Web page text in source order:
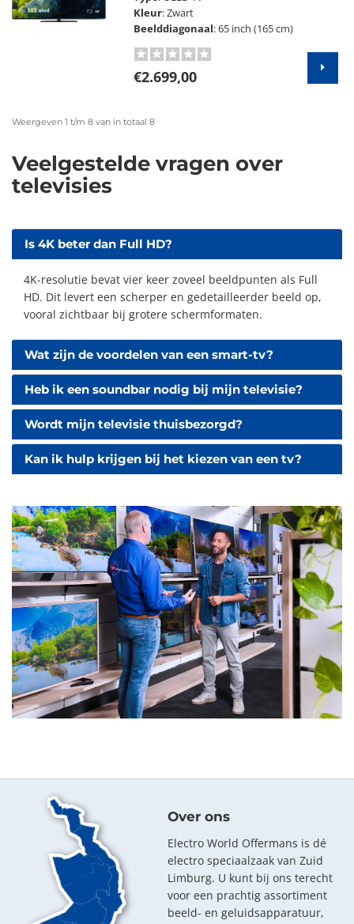
Kleur: Zwart
Beelddiagonaal: 65 inch (165 cm)
€2.699,00
Weergeven 1 t/m 8 van in totaal 8
Veelgestelde vragen over
televisies
Is 4K beter dan Full HD?
4K-resolutie bevat vier keer zoveel beeldpunten als Full
HD. Dit levert een scherper en gedetailleerder beeld op,
vooral zichtbaar bij grotere schermformaten.
Wat zijn de voordelen van een smart-tv?
Heb ik een soundbar nodig bij mijn televisie?
Wordt mijn televisie thuisbezorgd?
Kan ik hulp krijgen bij het kiezen van een tv?
Over ons
Electro World Offermans is dé
electro speciaalzaak van Zuid
Limburg. U kunt bij ons terecht
voor een prachtig assortiment
beeld- en geluidsapparatuur,